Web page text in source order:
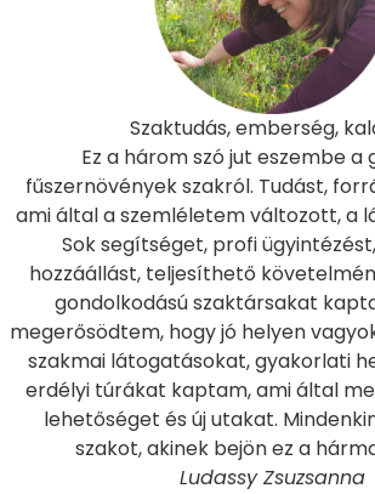
Szaktudás, emberség,
Ez a három szó jut eszembe a
fűszernövények szakról. Tudást,
ami által a szemléletem változott, a
Sok segítséget, profi
hozzáállást, teljesíthető
gondolkodású szaktársakat
megerősödtem, hogy jó helyen
szakmai látogatásokat, gyakorlati
erdélyi túrákat kaptam, ami által
lehetőséget és új utakat.
szakot, akinek bejön ez a
Ludassy Zsuzsanna